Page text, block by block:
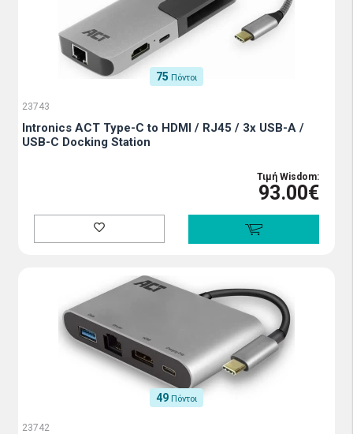
75 Πόντοι
23743
Intronics ACT Type-C to HDMI / RJ45 / 3x USB-A /
USB-C Docking Station
Τιμή Wisdom:
93.00€
49 Πόντοι
23742